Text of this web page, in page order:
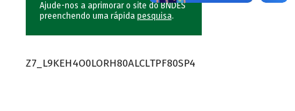
Ajude-nos a aprimorar o site do BNDES
preenchendo uma rápida pesquisa.
Z7_L9KEH4O0LORH80ALCLTPF80SP4